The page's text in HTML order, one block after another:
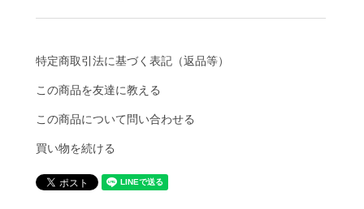
特定商取引法に基づく表記（返品等）
この商品を友達に教える
この商品について問い合わせる
買い物を続ける